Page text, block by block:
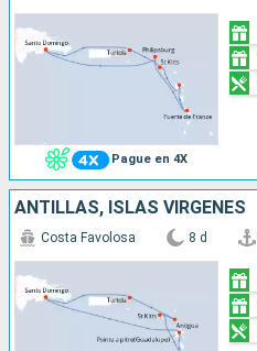
Pague en 4X
ANTILLAS, ISLAS VÍRGENES
Costa Favolosa 8 d